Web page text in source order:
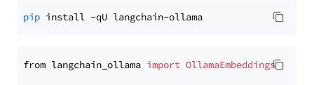
pip
from langchain_ollama import OllamaEmbeddings